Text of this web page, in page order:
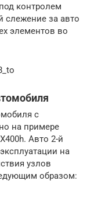
контролем
за авто
элементов во
с
на примере
Авто 2-й
на
узлов
образом: